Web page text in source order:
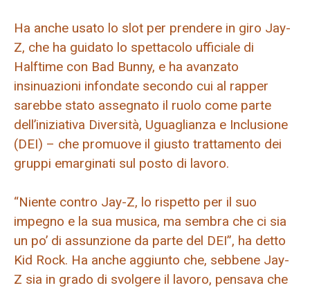
Ha anche usato lo slot per prendere in giro Jay-
Z, che ha guidato lo spettacolo ufficiale di
Halftime con Bad Bunny, e ha avanzato
insinuazioni infondate secondo cui al rapper
sarebbe stato assegnato il ruolo come parte
dell’iniziativa Diversità, Uguaglianza e Inclusione
(DEI) – che promuove il giusto trattamento dei
gruppi emarginati sul posto di lavoro.
“Niente contro Jay-Z, lo rispetto per il suo
impegno e la sua musica, ma sembra che ci sia
un po’ di assunzione da parte del DEI”, ha detto
Kid Rock. Ha anche aggiunto che, sebbene Jay-
Z sia in grado di svolgere il lavoro, pensava che